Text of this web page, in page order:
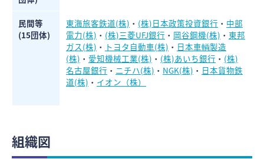
民間等
(15団体)
東海旅客鉄道(株) ・ (株)日本政策投資銀行 ・ 中部
電力(株) ・ (株)三菱UFJ銀行 ・ 岡谷鋼機(株) ・ 東邦
ガス(株) ・ トヨタ自動車(株) ・ 日本車輌製造
(株) ・ 愛知機械工業(株) ・ (株)あいち銀行 ・ (株)
名古屋銀行 ・ ニチハ(株) ・ NGK(株) ・ 日本貨物鉄
道(株) ・ イオン（株）
組織図